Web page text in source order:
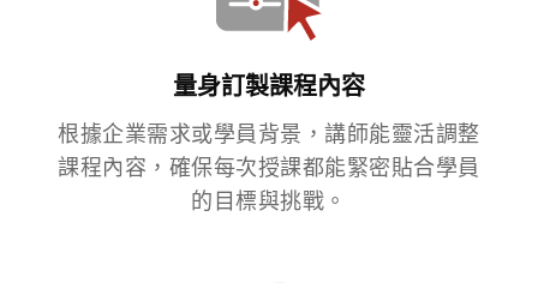
量身訂製課程內容
根據企業需求或學員背景，講師能靈活調整
課程內容，確保每次授課都能緊密貼合學員
的目標與挑戰。